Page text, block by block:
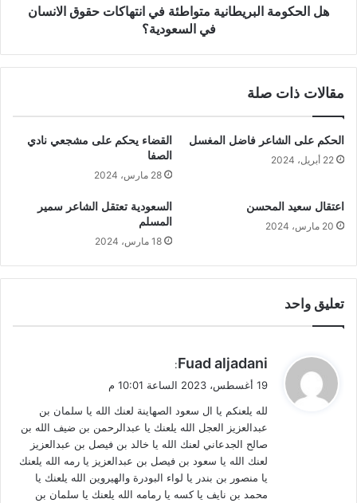
هل الحكومة البريطانية متواطئة في انتهاكات حقوق الانسان
في السعودية؟
مقالات ذات صلة
الحكم على الشاعر فاضل المغسل
22 أبريل، 2024
القضاء يحكم على مشجعي نادي
الصفا
28 مارس، 2024
اعتقال سعيد المحسن
20 مارس، 2024
السعودية تعتقل الشاعر سمير
المسلم
18 مارس، 2024
تعليق واحد
ي
ل
Fuad aljadani
:
19 أغسطس، 2023 الساعة 10:01 م
لله يلعنكم يا ال سعود الصهاينة لعنك الله يا سلمان بن
عبدالعزيز العجل الله يلعنك يا عبدالرحمن بن ضيف الله بن
صالح الجدعاني لعنك الله يا خالد بن فيصل بن عبدالعزيز
لعنك الله يا سعود بن فيصل بن عبدالعزيز يا رمه الله يلعنك
يا منصور بن بندر يا لواء البودرة والهيروين الله يلعنك يا
محمد بن نايف يا كسه يا رمامه الله يلعنك يا سلمان بن